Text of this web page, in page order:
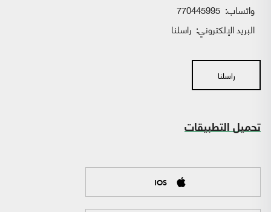
واتساب:
البريد الإلكتروني: راسلنا
راسلنا
تحميل التطبيقات
IOS